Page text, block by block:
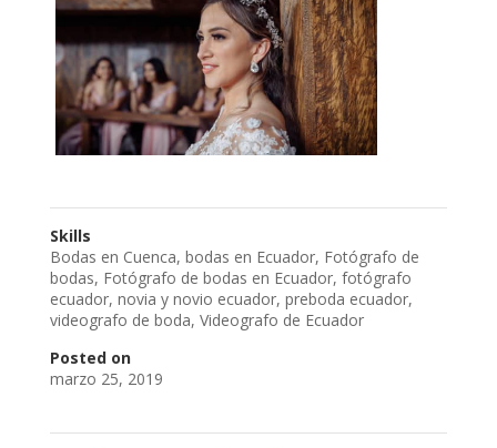
Skills
Bodas en Cuenca, bodas en Ecuador, Fotógrafo de
bodas, Fotógrafo de bodas en Ecuador, fotógrafo
ecuador, novia y novio ecuador, preboda ecuador,
videografo de boda, Videografo de Ecuador
Posted on
marzo 25, 2019